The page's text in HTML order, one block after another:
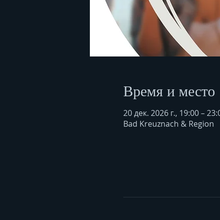
Время и место
20 дек. 2026 г., 19:00 –
Bad Kreuznach & Region